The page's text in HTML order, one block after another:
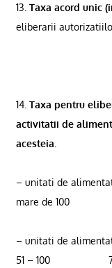
13. Taxa acord unic
eliberarii
14. Taxa pentru
activitatii de
acesteia
– unitati de
mare de 100
– unitati de
51 – 100